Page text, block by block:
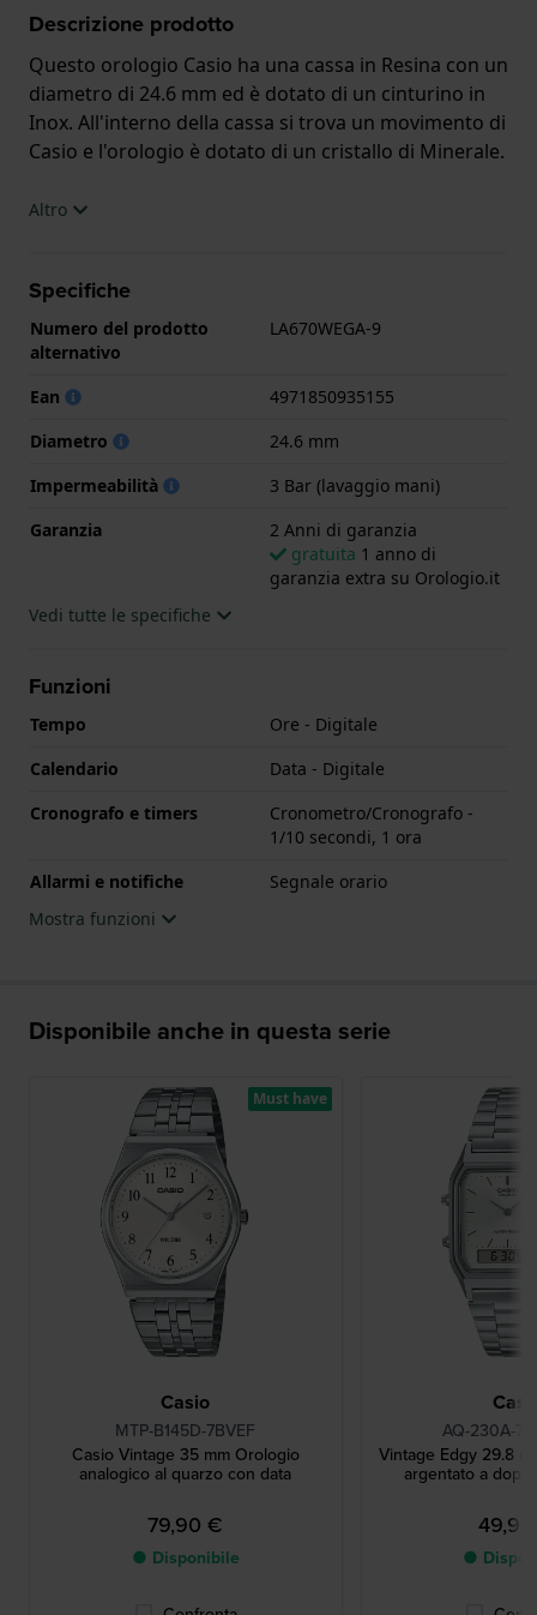
Descrizione prodotto
Questo orologio Casio ha una cassa in Resina con un
diametro di 24.6 mm ed è dotato di un cinturino in
Inox. All'interno della cassa si trova un movimento di
Casio e l'orologio è dotato di un cristallo di Minerale.
L'orologio è impermeabile a 3ATM. Questo significa
.
Altro
Specifiche
Numero del prodotto
alternativo
LA670WEGA-9
Ean
4971850935155
Diametro
24.6 mm
Impermeabilità
3 Bar (lavaggio mani)
Garanzia
2 Anni di garanzia
gratuita 1 anno di
garanzia extra su Orologio.it
Vedi tutte le specifiche
Funzioni
Tempo
Ore - Digitale
Calendario
Data - Digitale
Cronografo e timers
Cronometro/Cronografo -
1/10 secondi, 1 ora
Allarmi e notifiche
Segnale orario
Mostra funzioni
Disponibile anche in questa serie
Casio
MTP-B145D-7BVEF
Casio Vintage 35 mm Orologio
analogico al quarzo con data
79,90 €
● Disponibile
Must have
AQ-230A-
Vintage Edgy 29.8
argentato a
●